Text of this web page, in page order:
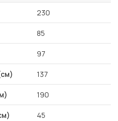
230
85
97
137
190
45